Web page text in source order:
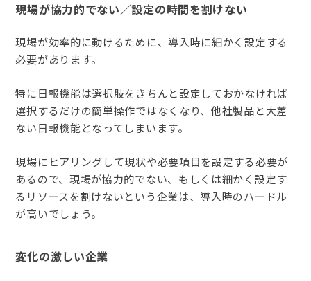
現場が協力的でない／設定の時間を割けない
現場が効率的に動けるために、導入時に細かく設定する
必要があります。
特に日報機能は選択肢をきちんと設定しておかなければ
選択するだけの簡単操作ではなくなり、他社製品と大差
ない日報機能となってしまいます。
現場にヒアリングして現状や必要項目を設定する必要が
あるので、現場が協力的でない、もしくは細かく設定す
るリソースを割けないという企業は、導入時のハードル
が高いでしょう。
変化の激しい企業